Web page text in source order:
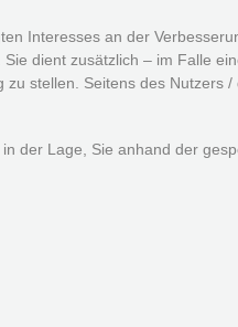
Interesses an der
dient zusätzlich – im Falle
stellen. Seitens des Nutzers
der Lage, Sie anhand der